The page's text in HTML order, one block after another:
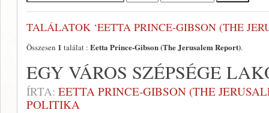
TALÁLATOK ‘EETTA PRINCE-GIBSON (THE
Összesen 1 találat : Eetta Prince-Gibson (The Jerusalem Report).
EGY VÁROS SZÉPSÉGE
ÍRTA: EETTA PRINCE-GIBSON (THE
POLITIKA